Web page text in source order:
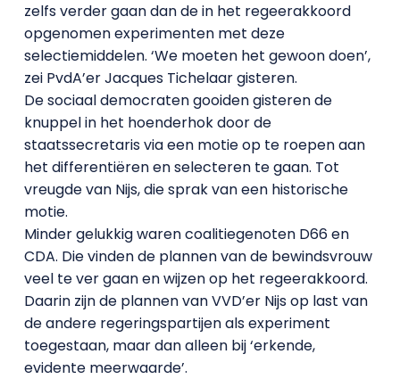
zelfs verder gaan dan de in het regeerakkoord
opgenomen experimenten met deze
selectiemiddelen. ‘We moeten het gewoon doen’,
zei PvdA’er Jacques Tichelaar gisteren.
De sociaal democraten gooiden gisteren de
knuppel in het hoenderhok door de
staatssecretaris via een motie op te roepen aan
het differentiëren en selecteren te gaan. Tot
vreugde van Nijs, die sprak van een historische
motie.
Minder gelukkig waren coalitiegenoten D66 en
CDA. Die vinden de plannen van de bewindsvrouw
veel te ver gaan en wijzen op het regeerakkoord.
Daarin zijn de plannen van VVD’er Nijs op last van
de andere regeringspartijen als experiment
toegestaan, maar dan alleen bij ‘erkende,
evidente meerwaarde’.